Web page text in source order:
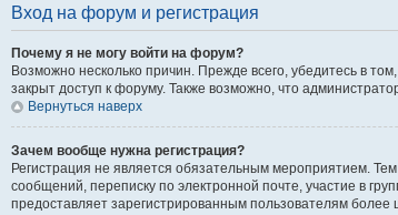
Вход на форум и регистрация
Почему я не могу войти на форум?
Возможно несколько причин. Прежде всего, убедитесь в
закрыт доступ к форуму. Также возможно, что
Вернуться наверх
Зачем вообще нужна регистрация?
Регистрация не является обязательным мероприятием.
сообщений, переписку по электронной почте, участие в
предоставляет зарегистрированным пользователям